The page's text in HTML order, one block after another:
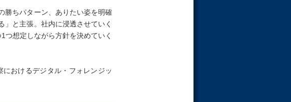
勝ちパターン、ありたい姿を明確
」と主張。社内に浸透させていく
つ想定しながら方針を決めていく
おけるデジタル・フォレンジッ